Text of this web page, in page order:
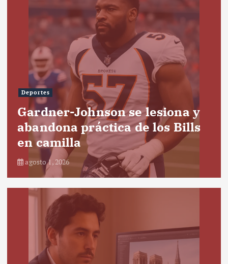
Deportes
Gardner-Johnson se lesiona y
abandona práctica de los Bills
en camilla
agosto 1, 2026